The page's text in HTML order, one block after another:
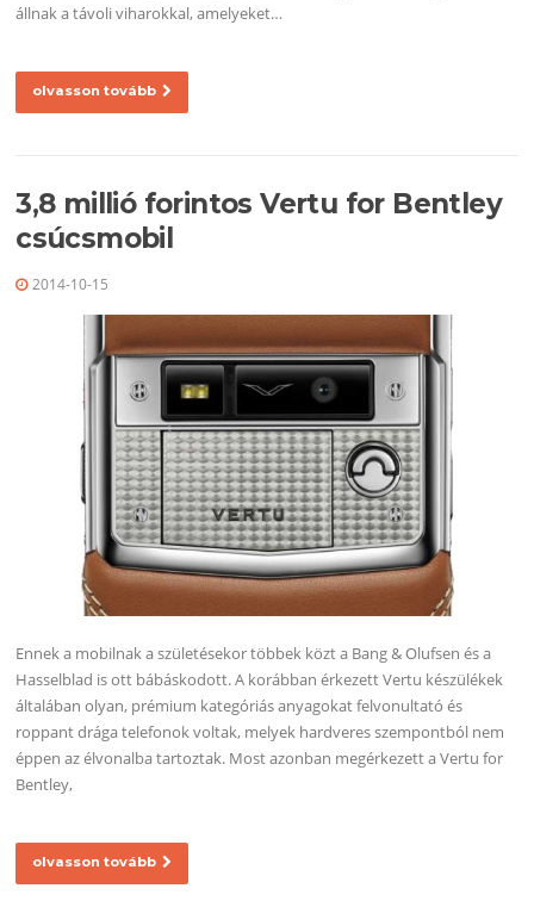
állnak a távoli viharokkal, amelyeket…
olvasson tovább
3,8 millió forintos Vertu for Bentley
csúcsmobil
2014-10-15
Ennek a mobilnak a születésekor többek közt a Bang & Olufsen és a
Hasselblad is ott bábáskodott. A korábban érkezett Vertu készülékek
általában olyan, prémium kategóriás anyagokat felvonultató és
roppant drága telefonok voltak, melyek hardveres szempontból nem
éppen az élvonalba tartoztak. Most azonban megérkezett a Vertu for
Bentley,
olvasson tovább